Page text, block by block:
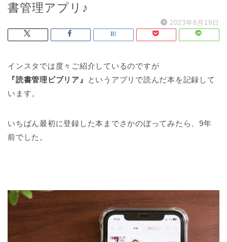
書管理アプリ♪
2023年8月19日
インスタでは度々ご紹介しているのですが
『読書管理ビブリア』
というアプリで読んだ本を記録して
います。
いちばん最初に登録した本までさかのぼってみたら、9年
前でした。